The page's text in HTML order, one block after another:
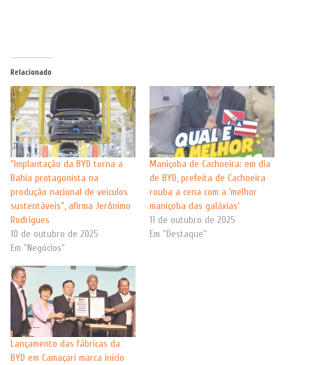
Relacionado
“Implantação da BYD torna a
Bahia protagonista na
produção nacional de veículos
sustentáveis”, afirma Jerônimo
Rodrigues
10 de outubro de 2025
Em "Negócios"
Maniçoba de Cachoeira: em dia
de BYD, prefeita de Cachoeira
rouba a cena com a ‘melhor
maniçoba das galáxias’
11 de outubro de 2025
Em "Destaque"
Lançamento das fábricas da
BYD em Camaçari marca início